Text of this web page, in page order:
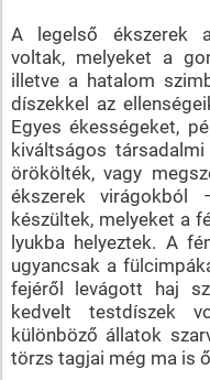
A legelső ékszerek
voltak, melyeket a
illetve a hatalom
díszekkel az
Egyes ékességeket,
kiváltságos
örökölték, vagy
ékszerek virágokból
készültek, melyeket a
lyukba helyeztek. A
ugyancsak a
fejéről levágott haj
kedvelt testdíszek
különböző állatok
törzs tagjai még ma is